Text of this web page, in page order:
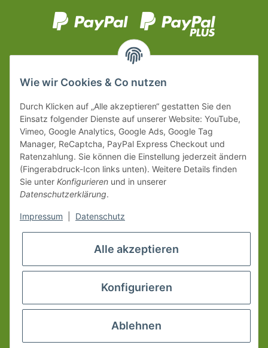
* Alle Preise inkl. gesetzlicher USt., zzgl.
© www.erzgebirgsshop24.de
Wie wir Cookies & Co nutzen
Durch Klicken auf „Alle akzeptieren“ gestatten Sie den
Einsatz folgender Dienste auf unserer Website: YouTube,
Vimeo, Google Analytics, Google Ads, Google Tag
Manager, ReCaptcha, PayPal Express Checkout und
Ratenzahlung. Sie können die Einstellung jederzeit ändern
(Fingerabdruck-Icon links unten). Weitere Details finden
Sie unter Konfigurieren und in unserer
Datenschutzerklärung.
Impressum Datenschutz
Alle akzeptieren
Konfigurieren
Ablehnen